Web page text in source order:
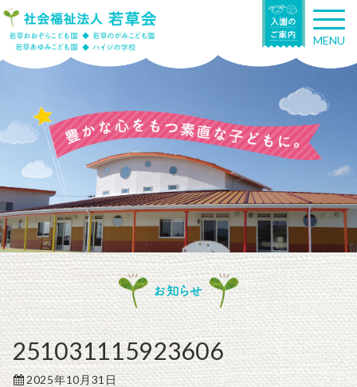
T
o
g
n
g
a
t
n
MENU
お知らせ
251031115923606
2025年10月31日